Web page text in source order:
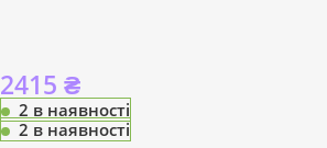
2415 ₴
2 в наявності
2 в наявності